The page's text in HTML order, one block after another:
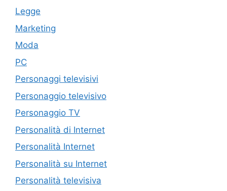
Legge
Marketing
Moda
PC
Personaggi televisivi
Personaggio televisivo
Personaggio TV
Personalità di Internet
Personalità Internet
Personalità su Internet
Personalità televisiva